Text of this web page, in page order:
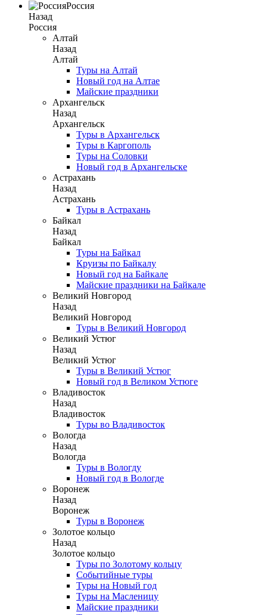
Россия
Назад
Россия
Алтай
Назад
Алтай
Туры на Алтай
Новый год на Алтае
Майские праздники
Архангельск
Назад
Архангельск
Туры в Архангельск
Туры в Каргополь
Туры на Соловки
Новый год в Архангельске
Астрахань
Назад
Астрахань
Туры в Астрахань
Байкал
Назад
Байкал
Туры на Байкал
Круизы по Байкалу
Новый год на Байкале
Майские праздники на Байкале
Великий Новгород
Назад
Великий Новгород
Туры в Великий Новгород
Великий Устюг
Назад
Великий Устюг
Туры в Великий Устюг
Новый год в Великом Устюге
Владивосток
Назад
Владивосток
Туры во Владивосток
Вологда
Назад
Вологда
Туры в Вологду
Новый год в Вологде
Воронеж
Назад
Воронеж
Туры в Воронеж
Золотое кольцо
Назад
Золотое кольцо
Туры по Золотому кольцу
Событийные туры
Туры на Новый год
Туры на Масленицу
Майские праздники